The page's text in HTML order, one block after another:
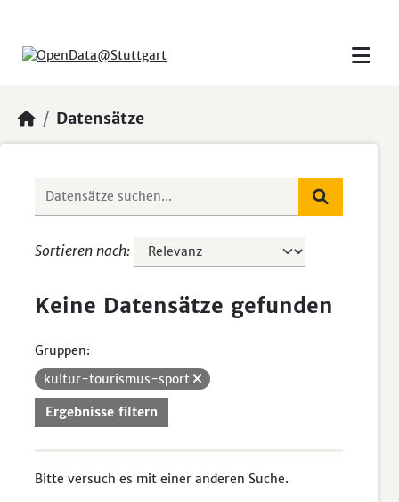
Datensätze
Sortieren nach
Keine Datensätze gefunden
Gruppen:
kultur-tourismus-sport
Ergebnisse filtern
Bitte versuch es mit einer anderen Suche.